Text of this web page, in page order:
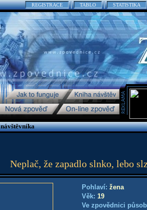
REGISTRACE TABLO STATISTIKA
Neplač, že zapadlo slnko, lebo
Pohlaví: žena
Věk: 19
Ve zpovědnici